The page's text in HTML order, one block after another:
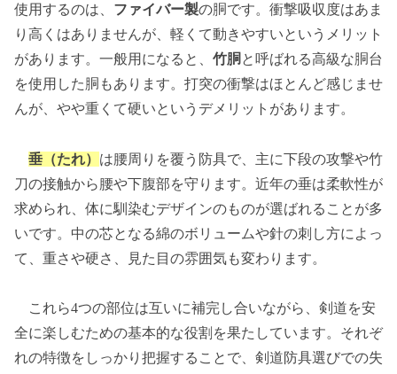
使用するのは、 ファイバー製の胴です。衝撃吸収度はあま
り高くはありませんが、軽くて動きやすいというメリット
があります。一般用になると、 竹胴 と呼ばれる高級な胴台
を使用した胴もあります。打突の衝撃はほとんど感じませ
んが、やや重くて硬いというデメリットがあります。
垂（たれ） は腰周りを覆う防具で、主に下段の攻撃や竹
刀の接触から腰や下腹部を守ります。近年の垂は柔軟性が
求められ、体に馴染むデザインのものが選ばれることが多
いです。中の芯となる綿のボリュームや針の刺し方によっ
て、重さや硬さ、見た目の雰囲気も変わります。
これら4つの部位は互いに補完し合いながら、剣道を安
全に楽しむための基本的な役割を果たしています。それぞ
れの特徴をしっかり把握することで、剣道防具選びでの失